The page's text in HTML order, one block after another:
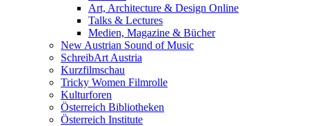
Art, Architecture & Design Online
Talks & Lectures
Medien, Magazine & Bücher
New Austrian Sound of Music
SchreibArt Austria
Kurzfilmschau
Tricky Women Filmrolle
Kulturforen
Österreich Bibliotheken
Österreich Institute